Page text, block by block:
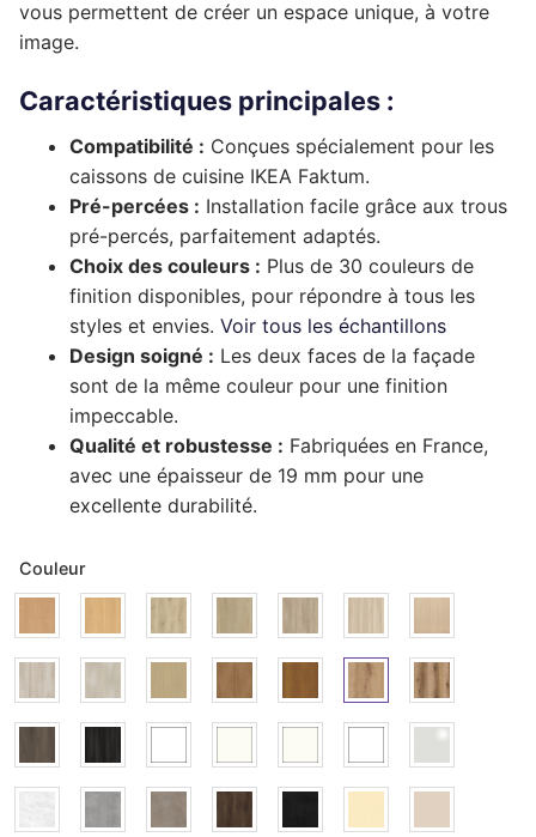
Complément rénovation de cuisine
Façade de tiroir
Complément rénovation de cuisine
Façade de porte
Façade de tiroir
Complément rénovation de cuisine
Pour caissons Ixina
Façade de porte
Façade de tiroir
Complément rénovation de cuisine
Pour caissons Lapeyre
Façade de porte
Façade de tiroir
Complément rénovation de cuisine
Pour caissons Mobalpa
Façade de porte
Façade de tiroir
Complément rénovation de cuisine
Pour caissons Schmidt
Façade de porte
Façade de tiroir
Complément rénovation de cuisine
Pour caissons SoCoo’c
Façade de porte
Façade de tiroir
Complément rénovation de cuisine
vous permettent de créer un espace unique, à votre
image.
Caractéristiques principales :
Compatibilité : Conçues spécialement pour les
caissons de cuisine IKEA Faktum.
Pré-percées : Installation facile grâce aux trous
pré-percés, parfaitement adaptés.
Choix des couleurs : Plus de 30 couleurs de
finition disponibles, pour répondre à tous les
styles et envies. Voir tous les échantillons
Design soigné : Les deux faces de la façade
sont de la même couleur pour une finition
impeccable.
Qualité et robustesse : Fabriquées en France,
avec une épaisseur de 19 mm pour une
excellente durabilité.
Couleur